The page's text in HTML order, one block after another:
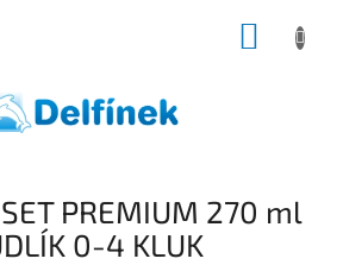
PREMIUM 270 ml
0-4 KLUK